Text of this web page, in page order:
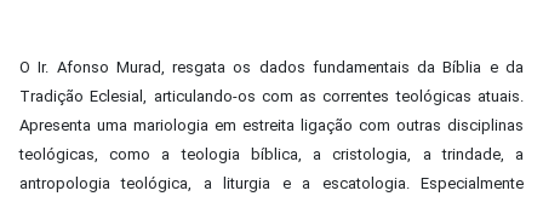
O Ir. Afonso Murad, resgata os dados fundamentais da Bíblia e da
Tradição Eclesial, articulando-os com as correntes teológicas atuais.
Apresenta uma mariologia em estreita ligação com outras disciplinas
teológicas, como a teologia bíblica, a cristologia, a trindade, a
antropologia teológica, a liturgia e a escatologia. Especialmente